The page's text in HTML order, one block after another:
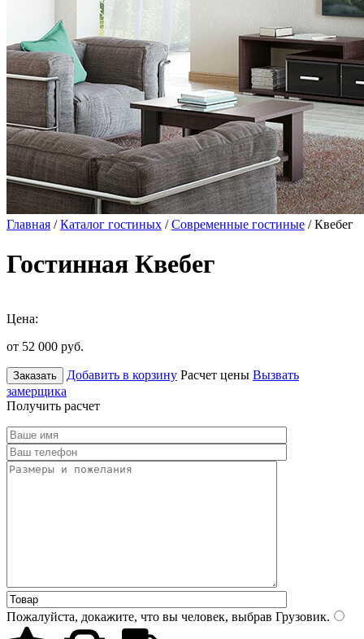
Главная /Каталог гостиных /Современные гостиные / Квебег
Гостинная Квебег
Цена:
от 52 000 руб.
Заказать Добавить в корзину Расчет цены Вызвать
замерщика
Получить расчет
Пожалуйста, докажите, что вы человек, выбрав Грузовик.